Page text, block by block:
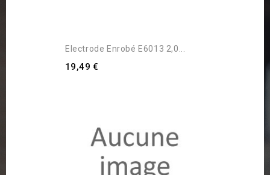
Electrode Enrobé E6013 2,0...
19,49 €